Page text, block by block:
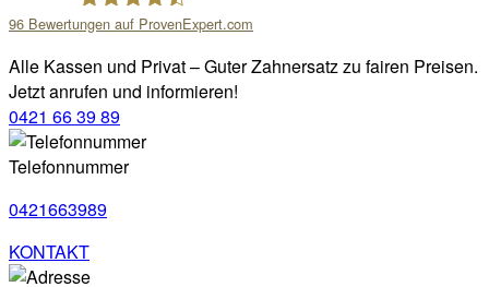
Zahnarzt Bremen Nord - Zahnzentrum an der Fluke
96 Bewertungen auf ProvenExpert.com
Alle Kassen und Privat – Guter Zahnersatz zu fairen Preisen.
Jetzt anrufen und informieren!
0421 66 39 89
Telefonnummer
0421663989
KONTAKT